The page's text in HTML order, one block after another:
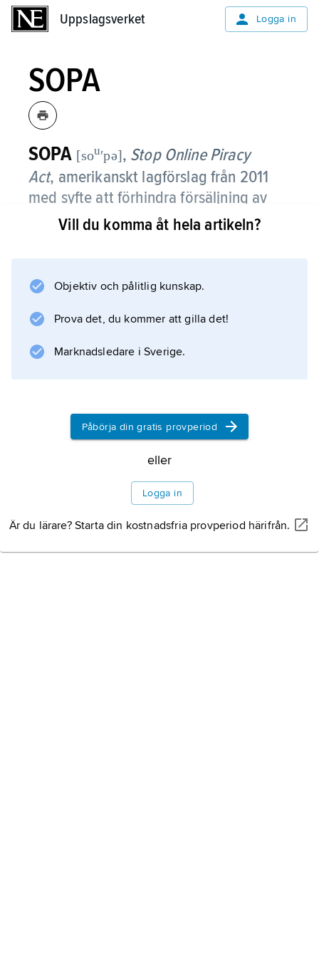
Uppslagsverket Logga in
SOPA
SOPA [souʹpə], Stop Online Piracy
Act, amerikanskt lagförslag från 2011
med syfte att förhindra försäljning av
piratkopierade varor online.
Judicial Committee) med avsikt att förhindra
upphovsrättsskyddat digitalt och fysiskt
material via såväl inhemska som utländska
Information om artikeln
Vill du komma åt hela artikeln?
Objektiv och pålitlig kunskap.
Prova det, du kommer att gilla det!
Marknadsledare i Sverige.
Påbörja din gratis provperiod
eller
Logga in
Är du lärare? Starta din kostnadsfria provperiod härifrån.